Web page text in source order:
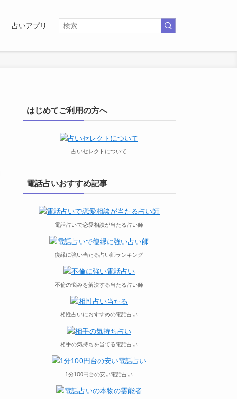
占いアプリ
はじめてご利用の方へ
占いセレクトについて
電話占いおすすめ記事
電話占いで恋愛相談が当たる占い師
復縁に強い当たる占い師ランキング
不倫の悩みを解決する当たる占い師
相性占いにおすすめの電話占い
相手の気持ちを当てる電話占い
1分100円台の安い電話占い